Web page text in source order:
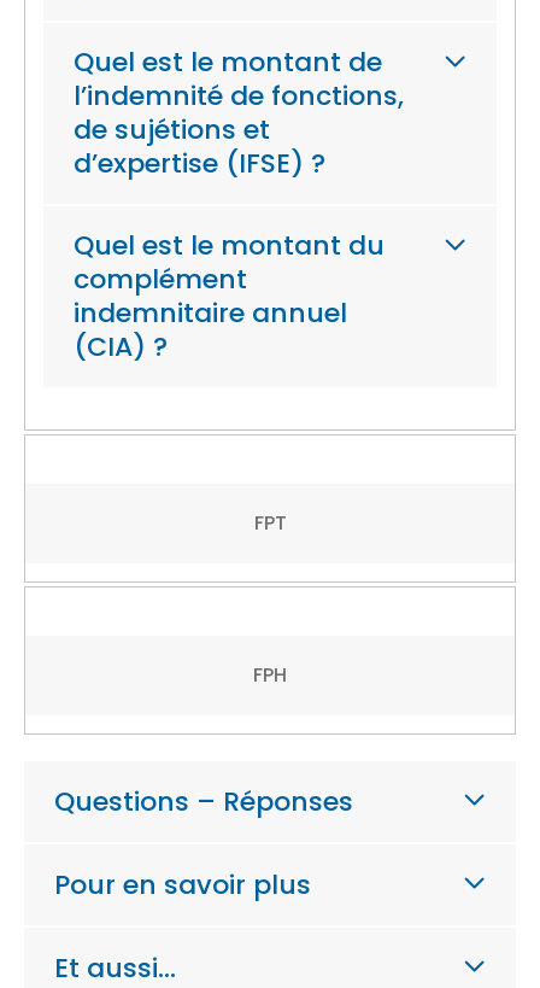
Quel est le montant de
l’indemnité de fonctions,
de sujétions et
d’expertise (IFSE) ?
Quel est le montant du
complément
indemnitaire annuel
(CIA) ?
FPT
FPH
Questions – Réponses
Pour en savoir plus
Et aussi…